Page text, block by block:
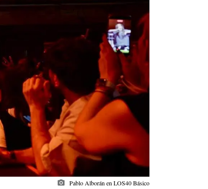
photo_camera Pablo Alborán en LOS40 Básico